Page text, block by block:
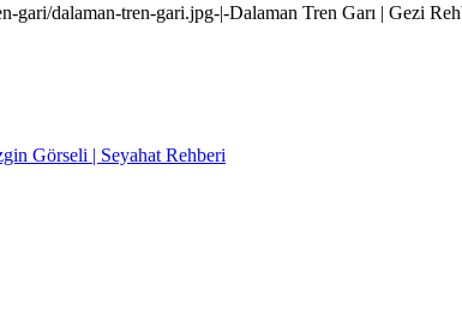
gari/dalaman-tren-gari.jpg-|-Dalaman Tren Garı | Gezi